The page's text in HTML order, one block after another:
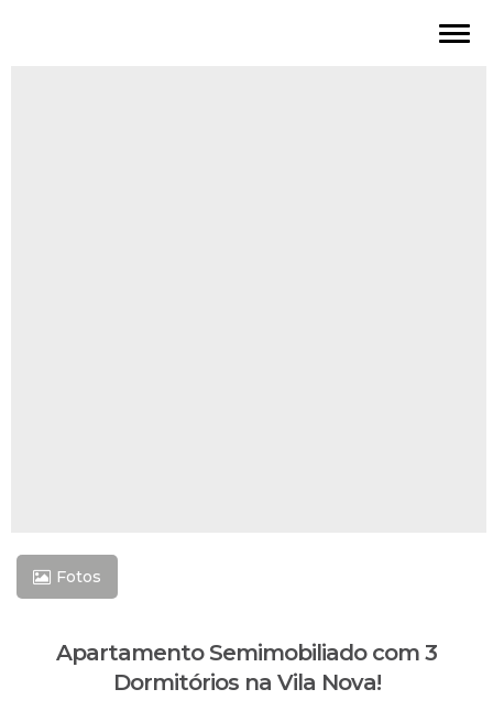
Fotos
Apartamento Semimobiliado com 3
Dormitórios na Vila Nova!